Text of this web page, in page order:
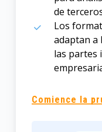
de
Los
adaptan a
las partes
Comience la